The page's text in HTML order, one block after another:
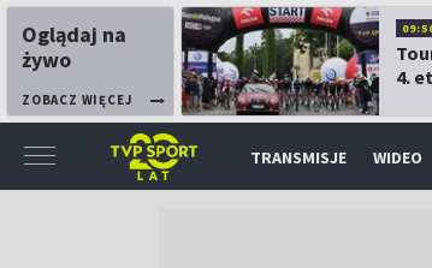
Oglądaj na
żywo
ZOBACZ WIĘCEJ
4.
TRANSMISJE WIDEO